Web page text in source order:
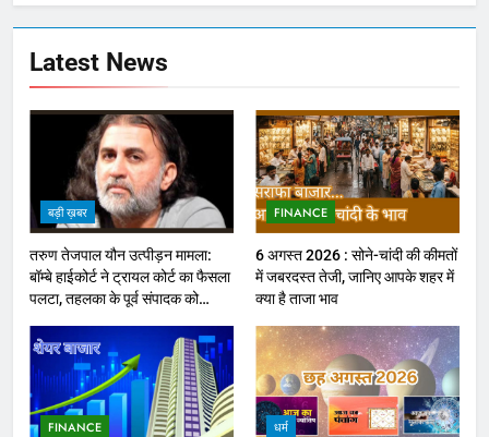
Latest News
बड़ी ख़बर
तरुण तेजपाल यौन उत्पीड़न मामला:
बॉम्बे हाईकोर्ट ने ट्रायल कोर्ट का फैसला
पलटा, तहलका के पूर्व संपादक को
FINANCE
6 अगस्त 2026 : सोने-चांदी की कीमतों
में जबरदस्त तेजी, जानिए आपके शहर में
क्या है ताजा भाव
FINANCE धर्म